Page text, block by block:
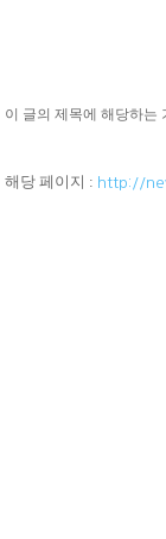
이 글의 제목에 해당하는
해당 페이지 : http://